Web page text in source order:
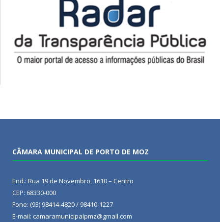
CÂMARA MUNICIPAL DE PORTO DE MOZ
End.: Rua 19 de Novembro, 1610 – Centro
CEP: 68330-000
Fone: (93) 98414-4820 / 98410-1227
E-mail: camaramunicipalpmz@gmail.com